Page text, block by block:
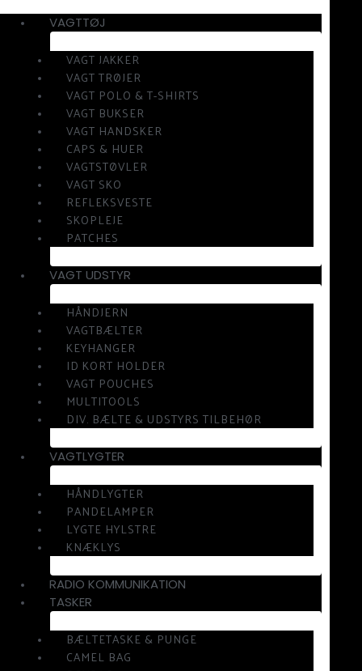
VAGTTØJ
VAGT JAKKER
VAGT TRØJER
VAGT POLO & T-SHIRTS
VAGT BUKSER
VAGT HANDSKER
CAPS & HUER
VAGTSTØVLER
VAGT SKO
REFLEKSVESTE
SKOPLEJE
PATCHES
VAGT UDSTYR
HÅNDJERN
VAGTBÆLTER
KEYHANGER
ID KORT HOLDER
VAGT POUCHES
MULTITOOLS
DIV. BÆLTE & UDSTYRS TILBEHØR
VAGTLYGTER
HÅNDLYGTER
PANDELAMPER
LYGTE HYLSTRE
KNÆKLYS
RADIO KOMMUNIKATION
TASKER
BÆLTETASKE & PUNGE
CAMEL BAG